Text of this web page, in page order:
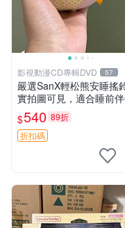
影視動漫CD專輯DVD 57
嚴選SanX輕松熊安睡搖
實拍圖可見，適合睡前
Picks安撫好物 0325 懸吊
腦
$540 89折
折扣碼